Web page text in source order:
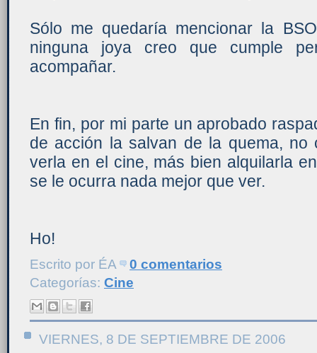
Sólo me quedaría mencionar la
ninguna joya creo que cumple
acompañar.
En fin, por mi parte un aprobado
de acción la salvan de la quema, no
verla en el cine, más bien alquilarla
se le ocurra nada mejor que ver.
Ho!
Escrito por ÉA
0 comentarios
Categorías: Cine
VIERNES, 8 DE SEPTIEMBRE DE 2006